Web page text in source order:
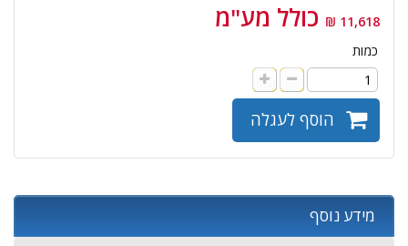
11,618 ₪ כולל מע"מ
כמות
הוסף לעגלה
מידע נוסף